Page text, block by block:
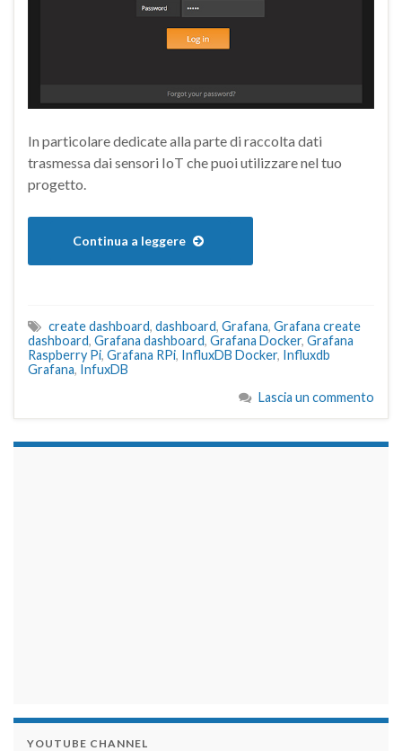
In particolare dedicate alla parte di raccolta dati
trasmessa dai sensori IoT che puoi utilizzare nel tuo
progetto.
Continua a leggere
create dashboard, dashboard, Grafana, Grafana create
dashboard, Grafana dashboard, Grafana Docker, Grafana
Raspberry Pi, Grafana RPi, InfluxDB Docker, Influxdb
Grafana, InfuxDB
Lascia un commento
YOUTUBE CHANNEL